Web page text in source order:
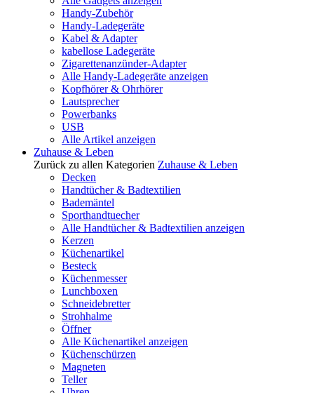
Handy-Zubehör
Handy-Ladegeräte
Kabel & Adapter
kabellose Ladegeräte
Zigarettenanzünder-Adapter
Alle Handy-Ladegeräte anzeigen
Kopfhörer & Ohrhörer
Lautsprecher
Powerbanks
USB
Alle Artikel anzeigen
Zuhause & Leben
Zurück zu allen Kategorien Zuhause & Leben
Decken
Handtücher & Badtextilien
Bademäntel
Sporthandtuecher
Alle Handtücher & Badtextilien anzeigen
Kerzen
Küchenartikel
Besteck
Küchenmesser
Lunchboxen
Schneidebretter
Strohhalme
Öffner
Alle Küchenartikel anzeigen
Küchenschürzen
Magneten
Teller